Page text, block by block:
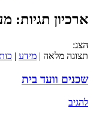
ארכיון תגיות:
הצג:
תצוגה מלאה | מידע |
שכנים וועד בית
להגיב